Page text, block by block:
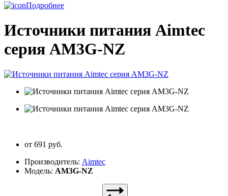
Подробнее
Источники питания Aimtec
серия AM3G-NZ
от 691 руб.
Производитель: Aimtec
Модель: AM3G-NZ